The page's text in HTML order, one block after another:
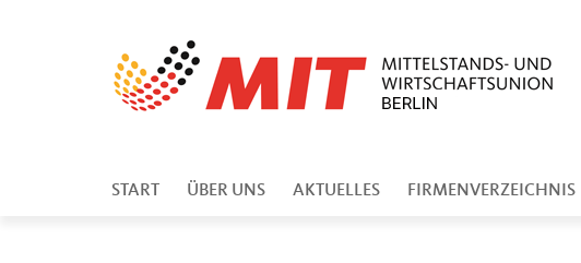
START ÜBER UNS AKTUELLES FIRMENVERZEICHNIS